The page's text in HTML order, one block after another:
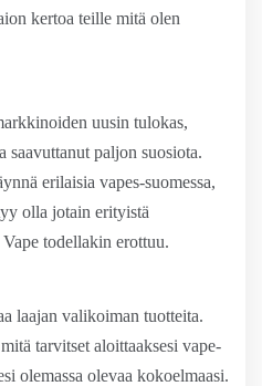
kertoa teille mitä olen
uusin tulokas,
saavuttanut paljon suosiota.
erilaisia vapes-suomessa,
olla jotain erityistä
todellakin erottuu.
laajan valikoiman tuotteita.
tarvitset aloittaaksesi vape-
olemassa olevaa kokoelmaasi.